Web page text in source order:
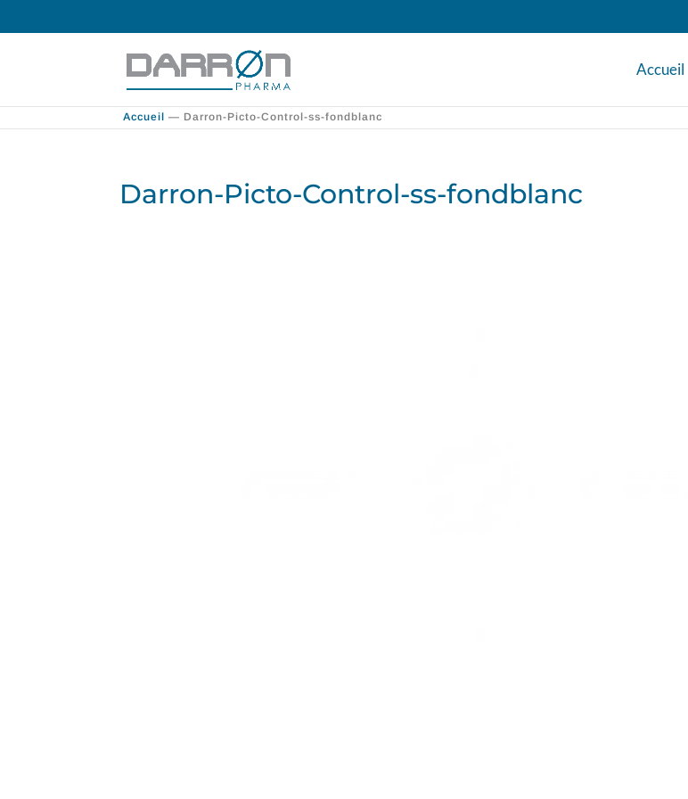
Accueil
Accueil — Darron-Picto-Control-ss-fondblanc
Darron-Picto-Control-ss-fondblanc